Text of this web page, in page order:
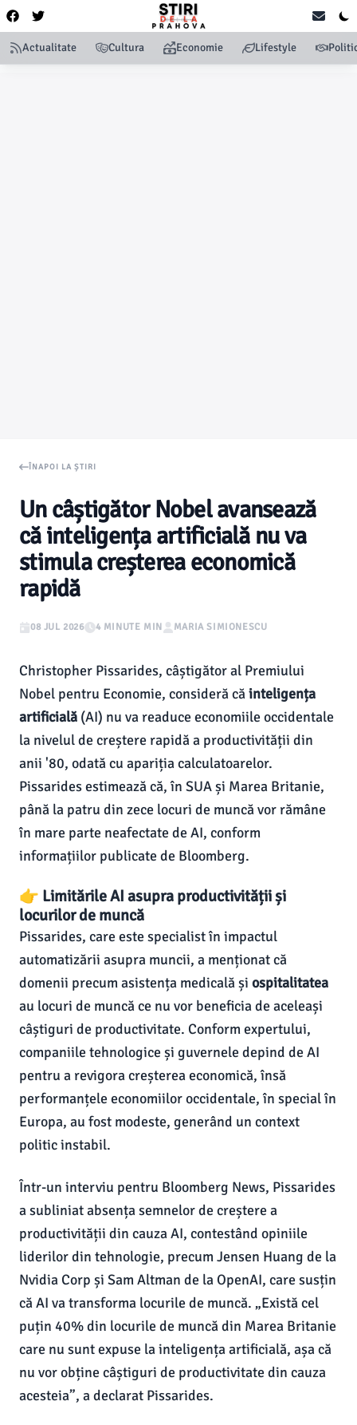
Actualitate Cultura Economie Lifestyle
ÎNAPOI LA ȘTIRI
Un câștigător Nobel avansează
că inteligența artificială nu va
stimula creșterea economică
rapidă
08 JUL 2026 4 MINUTE MIN MARIA SIMIONESCU
Christopher Pissarides, câștigător al Premiului
Nobel pentru Economie, consideră căinteligența
artificială (AI) nu va readuce economiile occidentale
la nivelul de creștere rapidă a productivității din
anii '80, odată cu apariția calculatoarelor.
Pissarides estimează că, în SUA și Marea Britanie,
până la patru din zece locuri de muncă vor rămâne
în mare parte neafectate de AI, conform
informațiilor publicate de Bloomberg.
👉 Limitările AI asupra productivității și
locurilor de muncă
Pissarides, care este specialist în impactul
automatizării asupra muncii, a menționat că
domenii precum asistența medicală și ospitalitatea
au locuri de muncă ce nu vor beneficia de aceleași
câștiguri de productivitate. Conform expertului,
companiile tehnologice și guvernele depind de AI
pentru a revigora creșterea economică, însă
performanțele economiilor occidentale, în special în
Europa, au fost modeste, generând un context
politic instabil.
Într-un interviu pentru Bloomberg News, Pissarides
a subliniat absența semnelor de creștere a
productivității din cauza AI, contestând opiniile
liderilor din tehnologie, precum Jensen Huang de la
Nvidia Corp și Sam Altman de la OpenAI, care susțin
că AI va transforma locurile de muncă. „Există cel
puțin 40% din locurile de muncă din Marea Britanie
care nu sunt expuse la inteligența artificială, așa că
nu vor obține câștiguri de productivitate din cauza
acesteia”, a declarat Pissarides.